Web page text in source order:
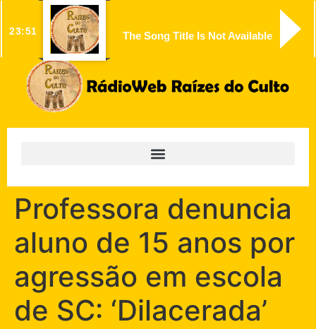
23:51 The Song Title Is Not Available
Professora denuncia
aluno de 15 anos por
agressão em escola
de SC: ‘Dilacerada’